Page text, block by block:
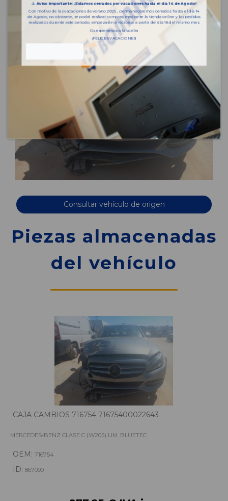
Consultar vehículo de origen
Piezas almacenadas
del vehículo
CAJA CAMBIOS 716754 71675400022643
MERCEDES-BENZ CLASE C (W205) LIM. BLUETEC
OEM: 716754
ID: 867090
⚠️Aviso importante: ¡Estamos cerrados por vacaciones hasta el día 14 de Agosto!
Con motivo de las vacaciones de verano 2026 , permaneceremos cerrados hasta el día 14
de Agosto, no obstante, se podrá realizar compras mediante la tienda online y los pedidos
realizados durante este periodo, empezarán a recibirse a partir del día 18 del mismo mes.
Os esperamos a la vuelta
¡FELICES VACACIONES!